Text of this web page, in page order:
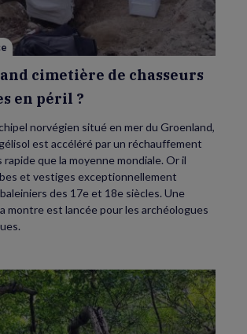
chasseurs
de
baleines
en
?
cimetière de chasseurs
en péril ?
norvégien situé en mer du Groenland,
est accéléré par un réchauffement
que la moyenne mondiale. Or il
et vestiges exceptionnellement
des 17e et 18e siècles. Une
montre est lancée pour les archéologues